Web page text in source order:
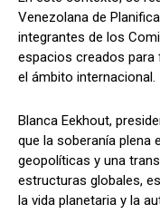
Venezolana de
integrantes de los
espacios creados para
el ámbito internacional.
Blanca Eekhout,
que la soberanía plena
geopolíticas y una
estructuras globales,
la vida planetaria y la